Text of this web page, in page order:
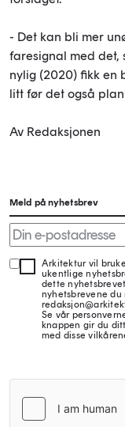
- Det kan bli mer
faresignal med det,
nylig (2020) fikk en
litt før det også
Av Redaksjonen
Meld på nyhetsbrev
Arkitektur vil
ukentlige
dette
nyhetsbrevene du
Se vår
knappen gir du
med disse